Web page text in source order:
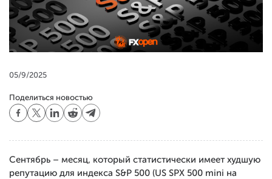
05/9/2025
Поделиться новостью
Сентябрь – месяц, который статистически имеет худшую
репутацию для индекса S&P 500 (US SPX 500 mini на